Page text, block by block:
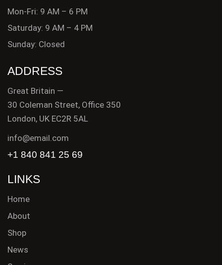
Mon-Fri: 9 AM – 6 PM
Saturday: 9 AM – 4 PM
Sunday: Closed
ADDRESS
Great Britain —
30 Coleman Street, Office 350
London, UK EC2R 5AL
info@email.com
+1 840 841 25 69
LINKS
Home
About
Shop
News